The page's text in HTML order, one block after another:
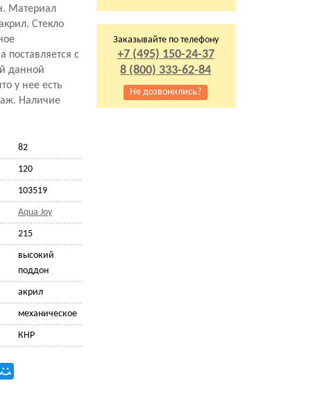
Материал
Стекло
поставляется с
данной
у нее есть
Наличие
82
120
103519
Aqua Joy
215
высокий
поддон
акрил
механическое
КНР
Заказывайте по телефону
+7 (495) 150-24-37
8 (800) 333-62-84
Не дозвонились?